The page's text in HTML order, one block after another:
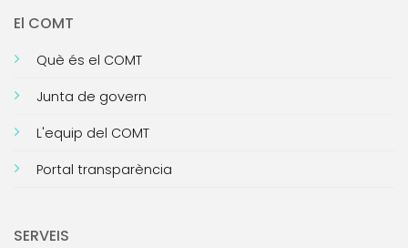
El COMT
Què és el COMT
Junta de govern
L'equip del COMT
Portal transparència
SERVEIS